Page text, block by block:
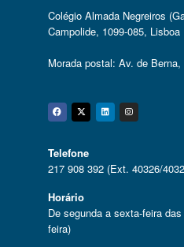
Colégio Almada Negreiros
Campolide, 1099-085, Lisboa
Morada postal: Av. de
Facebook
Twitter
Linkedin
Telefone
217 908 392 (Ext. 40326/
Horário
De segunda a sexta-feira
feira)